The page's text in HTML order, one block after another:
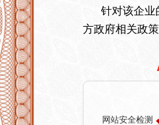
针对该企业
方政府相关政
网站安全检测